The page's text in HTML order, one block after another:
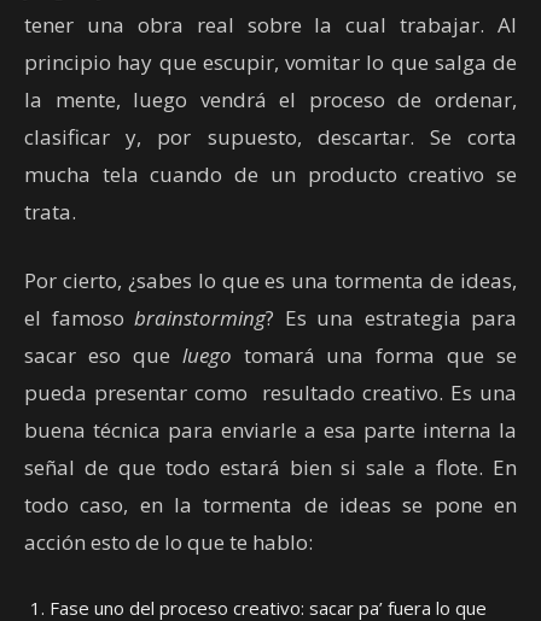
tener una obra real sobre la cual trabajar. Al
principio hay que escupir, vomitar lo que salga de
la mente, luego vendrá el proceso de ordenar,
clasificar y, por supuesto, descartar. Se corta
mucha tela cuando de un producto creativo se
trata.
Por cierto, ¿sabes lo que es una tormenta de ideas,
el famoso brainstorming? Es una estrategia para
sacar eso que luego tomará una forma que se
pueda presentar como resultado creativo. Es una
buena técnica para enviarle a esa parte interna la
señal de que todo estará bien si sale a flote. En
todo caso, en la tormenta de ideas se pone en
acción esto de lo que te hablo:
Fase uno del proceso creativo: sacar pa’ fuera lo que